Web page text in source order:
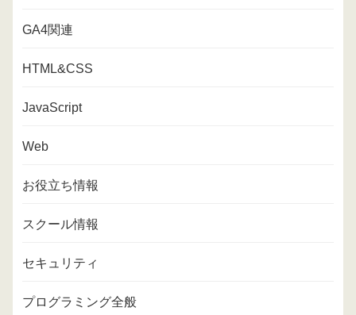
GA4関連
HTML&CSS
JavaScript
Web
お役立ち情報
スクール情報
セキュリティ
プログラミング全般